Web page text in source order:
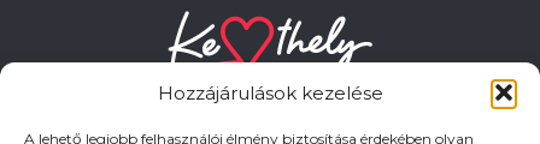
Hozzájárulások kezelése
A lehető legjobb felhasználói élmény biztosítása érdekében olyan